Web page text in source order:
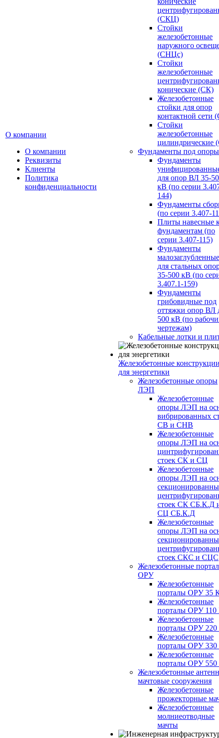
О компании
О компании
Реквизиты
Клиенты
Политика
конфиденциальности
(СКЦ)
Стойки
железобетонные
наружного
(СНЦс)
Стойки
железобетонные
конические (СК)
Железобетонные
стойки для опор
контактной сети
Стойки
железобетонные
цилиндрические
Фундаменты под опоры
Фундаменты
для опор ВЛ 35-
кВ (по серии
144)
Фундаменты
(по серии 3.407-
Плиты навесные
фундаментам (по
серии 3.407-115)
Фундаменты
малозаглубленные
для стальных
35-500 кВ (по
3.407.1-159)
Фундаменты
грибовидные под
оттяжки опор ВЛ
500 кВ (по
чертежам)
Кабельные лотки и
Железобетонные
для энергетики
Железобетонные опоры
ЛЭП
Железобетонные
опоры ЛЭП на
вибрированных
СВ и СНВ
Железобетонные
опоры ЛЭП на
стоек СК и СЦ
Железобетонные
опоры ЛЭП на
стоек СК СБ.К.Д
СЦ СБ.К.Д
Железобетонные
опоры ЛЭП на
стоек СКС и СЦС
Железобетонные
ОРУ
Железобетонные
порталы ОРУ 35
Железобетонные
порталы ОРУ
Железобетонные
порталы ОРУ
Железобетонные
порталы ОРУ
Железобетонные
порталы ОРУ
Железобетонные
мачтовые сооружения
Железобетонные
прожекторные
Железобетонные
молниеотводные
мачты